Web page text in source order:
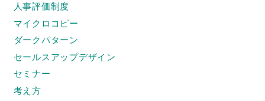
人事評価制度
マイクロコピー
ダークパターン
セールスアップデザイン
セミナー
考え方